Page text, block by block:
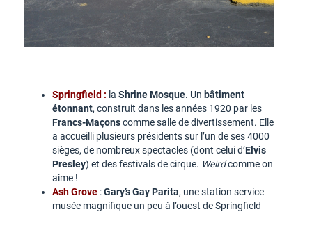
Springfield : la Shrine Mosque. Un bâtiment
étonnant, construit dans les années 1920 par les
Francs-Maçonscomme salle de divertissement. Elle
a accueilli plusieurs présidents sur l’un de ses 4000
sièges, de nombreux spectacles (dont celui d’Elvis
Presley) et des festivals de cirque. Weirdcomme on
aime !
Ash Grove :Gary’s Gay Parita, une station service
musée magnifique un peu à l’ouest de Springfield